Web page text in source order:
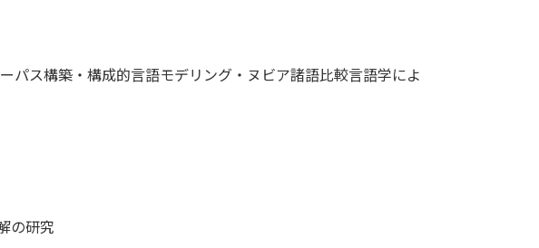
ス構築・構成的言語モデリング・ヌビア諸語比較言語学によ
の研究